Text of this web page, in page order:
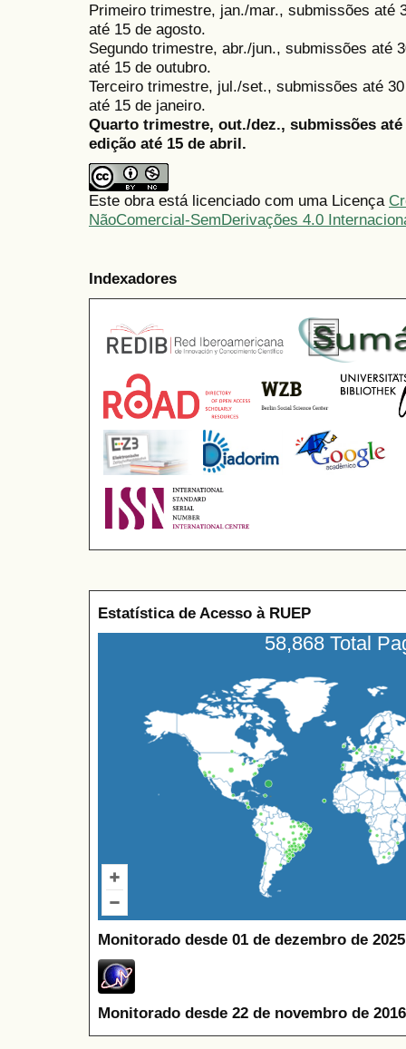
Primeiro trimestre, jan./mar., submissões até
até 15 de agosto.
Segundo trimestre, abr./jun., submissões até
até 15 de outubro.
Terceiro trimestre, jul./set., submissões até
até 15 de janeiro.
Quarto trimestre, out./dez., submissões
edição até 15 de abril.
Este obra está licenciado com uma Licença
NãoComercial-SemDerivações 4.0
Indexadores
Estatística de Acesso à RUEP
58,868 Total
Monitorado desde 01 de dezembro de
Monitorado desde 22 de novembro de